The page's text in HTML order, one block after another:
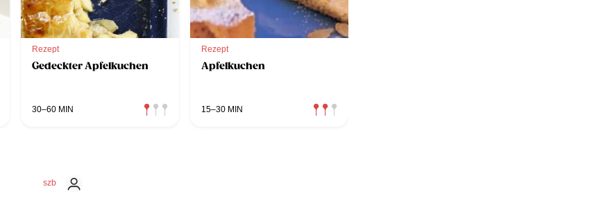
Rezept
Gedeckter Apfelkuchen
30–60 MIN
Rezept
Apfelkuchen
15–30 MIN
szb